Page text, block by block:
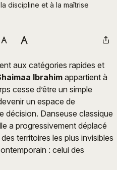
discipline et à la maîtrise
aux catégories rapides et
Ibrahimappartient à
cesse d’être un simple
un espace de
décision. Danseuse classique
a progressivement déplacé
territoires les plus invisibles
: celui des